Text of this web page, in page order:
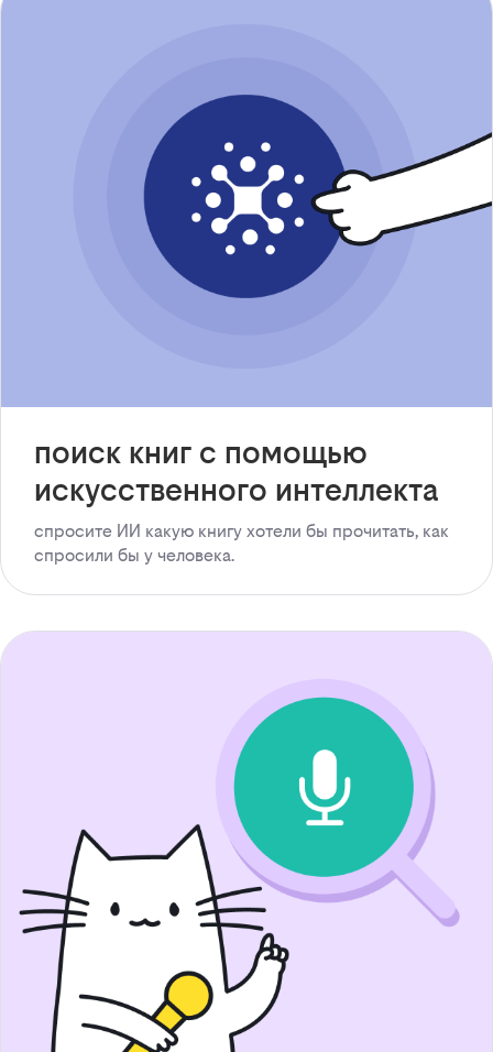
поиск книг с помощью
искусственного интеллекта
спросите ИИ какую книгу хотели бы прочитать, как
спросили бы у человека.